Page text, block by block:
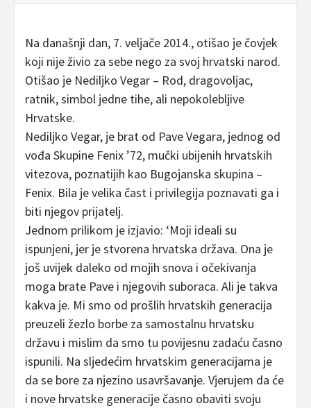
Na današnji dan, 7. veljače 2014., otišao je čovjek
koji nije živio za sebe nego za svoj hrvatski narod.
Otišao je Nediljko Vegar – Rod, dragovoljac,
ratnik, simbol jedne tihe, ali nepokolebljive
Hrvatske.
Nediljko Vegar, je brat od Pave Vegara, jednog od
vođa Skupine Fenix ’72, mučki ubijenih hrvatskih
vitezova, poznatijih kao Bugojanska skupina –
Fenix. Bila je velika čast i privilegija poznavati ga i
biti njegov prijatelj.
Jednom prilikom je izjavio: ‘Moji ideali su
ispunjeni, jer je stvorena hrvatska država. Ona je
još uvijek daleko od mojih snova i očekivanja
moga brate Pave i njegovih suboraca. Ali je takva
kakva je. Mi smo od prošlih hrvatskih generacija
preuzeli žezlo borbe za samostalnu hrvatsku
državu i mislim da smo tu povijesnu zadaću časno
ispunili. Na sljedećim hrvatskim generacijama je
da se bore za njezino usavršavanje. Vjerujem da će
i nove hrvatske generacije časno obaviti svoju